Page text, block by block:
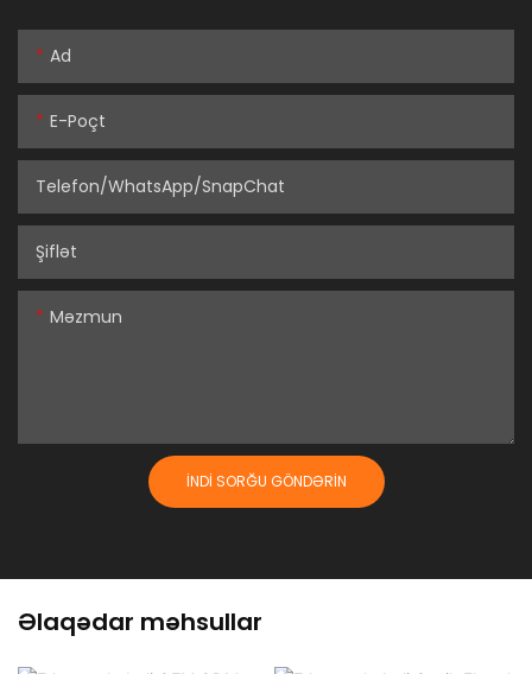
Ad
E-Poçt
Telefon/WhatsApp/SnapChat
Şiflət
Məzmun
İNDI SORĞU GÖNDƏRIN
Əlaqədar məhsullar